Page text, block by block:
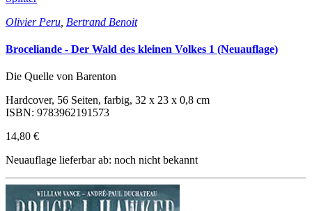
Olivier Peru Bertrand Benoit
Broceliande - Der Wald des kleinen Volkes 1 (Neuauflage)
Die Quelle von Barenton
Hardcover, 56 Seiten, farbig, 32 x 23 x 0,8 cm
ISBN: 9783962191573
14,80 €
Neuauflage lieferbar ab: noch nicht bekannt